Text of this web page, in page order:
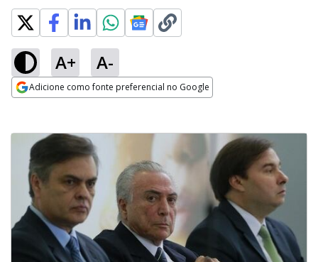
A+ A-
Adicione como fonte preferencial no Google